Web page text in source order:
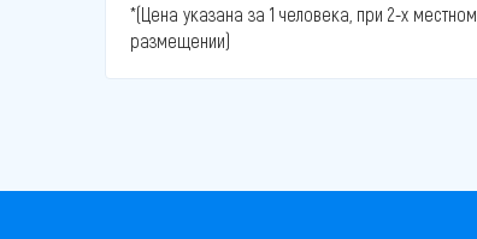
*(Цена указана за 1 человека, при 2-х местном
размещении)